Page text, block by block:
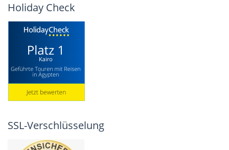
Holiday Check
SSL-Verschlüsselung